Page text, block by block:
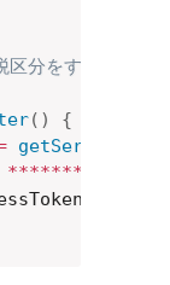
区分をすべて取
( )
{
getService
*******